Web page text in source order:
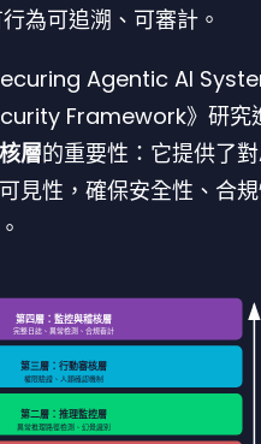
為可追溯、可審計。
Agentic AI
Framework》研究
層的重要性：它提供了
見性，確保安全性、合
第四層：監控與稽核層
完整日誌、異常檢測、合規審計
第三層：行動審核層
權限驗證、人類確認機制
第二層：推理監控層
異常推理路徑檢測、幻覺識別